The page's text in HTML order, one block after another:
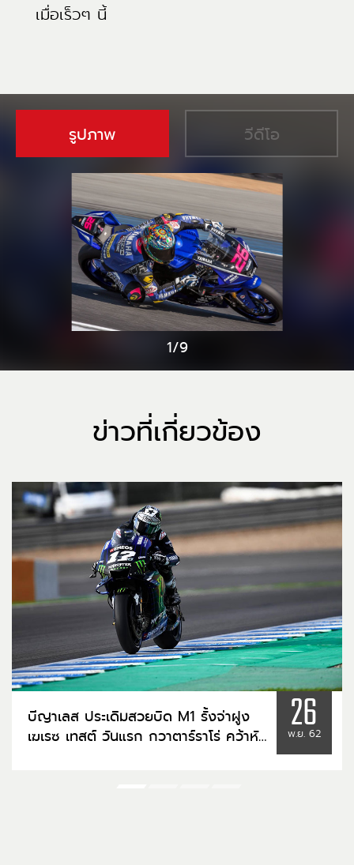
เมื่อเร็วๆ นี้
รูปภาพ วีดีโอ
1/9
ข่าวที่เกี่ยวข้อง
บีญาเลส ประเดิมสวยบิด M1 รั้งจ่าฝูง
เฆเรซ เทสต์ วันแรก กวาตาร์ราโร่ คว้าหัว
26
พ.ย. 62